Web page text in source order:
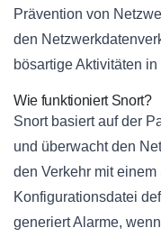
Prävention von
den
bösartige Aktivitäten
Wie funktioniert Snort?
Snort basiert auf der
und überwacht den
den Verkehr mit
Konfigurationsdatei
generiert Alarme,